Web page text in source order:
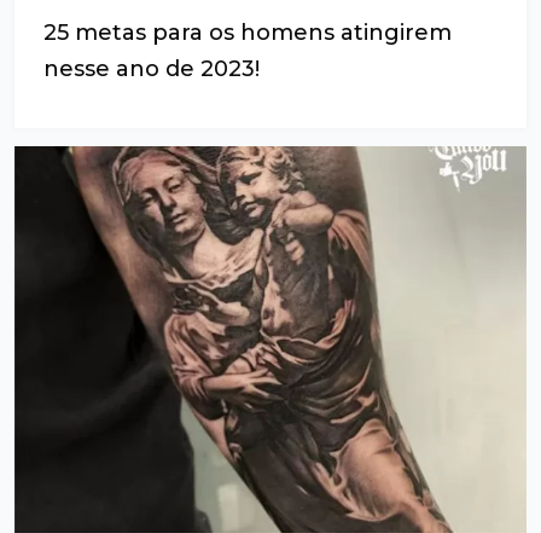
25 metas para os homens atingirem
nesse ano de 2023!